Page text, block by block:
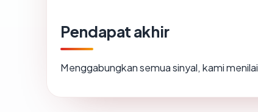
Pendapat akhir
Menggabungkan semua sinyal, kami menilai